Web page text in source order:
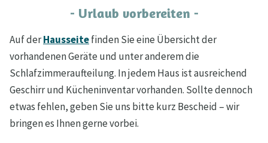
- Urlaub vorbereiten -
Auf derHausseitefinden Sie eine Übersicht der
vorhandenen Geräte und unter anderem die
Schlafzimmeraufteilung. In jedem Haus ist ausreichend
Geschirr und Kücheninventar vorhanden. Sollte dennoch
etwas fehlen, geben Sie uns bitte kurz Bescheid – wir
bringen es Ihnen gerne vorbei.